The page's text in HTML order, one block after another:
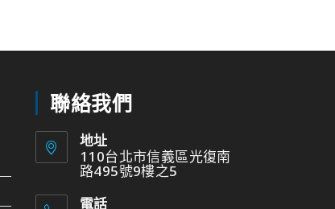
聯絡我們
地址
110台北市信義區光復南
路495號9樓之5
電話